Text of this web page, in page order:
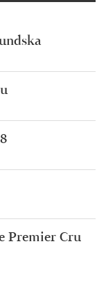
Premier Cru